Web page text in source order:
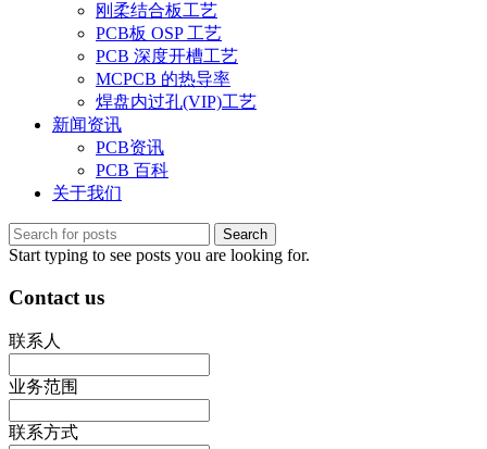
刚柔结合板工艺
PCB板 OSP 工艺
PCB 深度开槽工艺
MCPCB 的热导率
焊盘内过孔(VIP)工艺
新闻资讯
PCB资讯
PCB 百科
关于我们
Search
Start typing to see posts you are looking for.
Contact us
联系人
业务范围
联系方式